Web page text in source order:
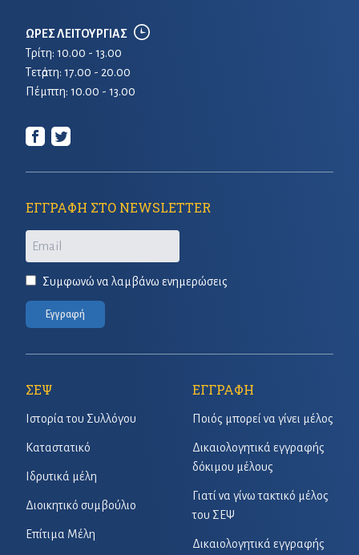
ΩΡΕΣ ΛΕΙΤΟΥΡΓΙΑΣ
Τρίτη: 10.00 - 13.00
Τετἀρτη: 17.00 - 20.00
Πέμπτη: 10.00 - 13.00
ΕΓΓΡΑΦΗ ΣΤΟ NEWSLETTER
Email
Συμφωνώ να λαμβάνω ενημερώσεις
Εγγραφή
ΣΕΨ
Ιστορία του Συλλόγου
Καταστατικό
Ιδρυτικά μέλη
Διοικητικό συμβούλιο
Επίτιμα Μέλη
ΕΓΓΡΑΦΗ
Ποιός μπορεί να γίνει μέλος
Δικαιολογητικά εγγραφής
δόκιμου μέλους
Γιατί να γίνω τακτικό μέλος
του ΣΕΨ
Δικαιολογητικά εγγραφής